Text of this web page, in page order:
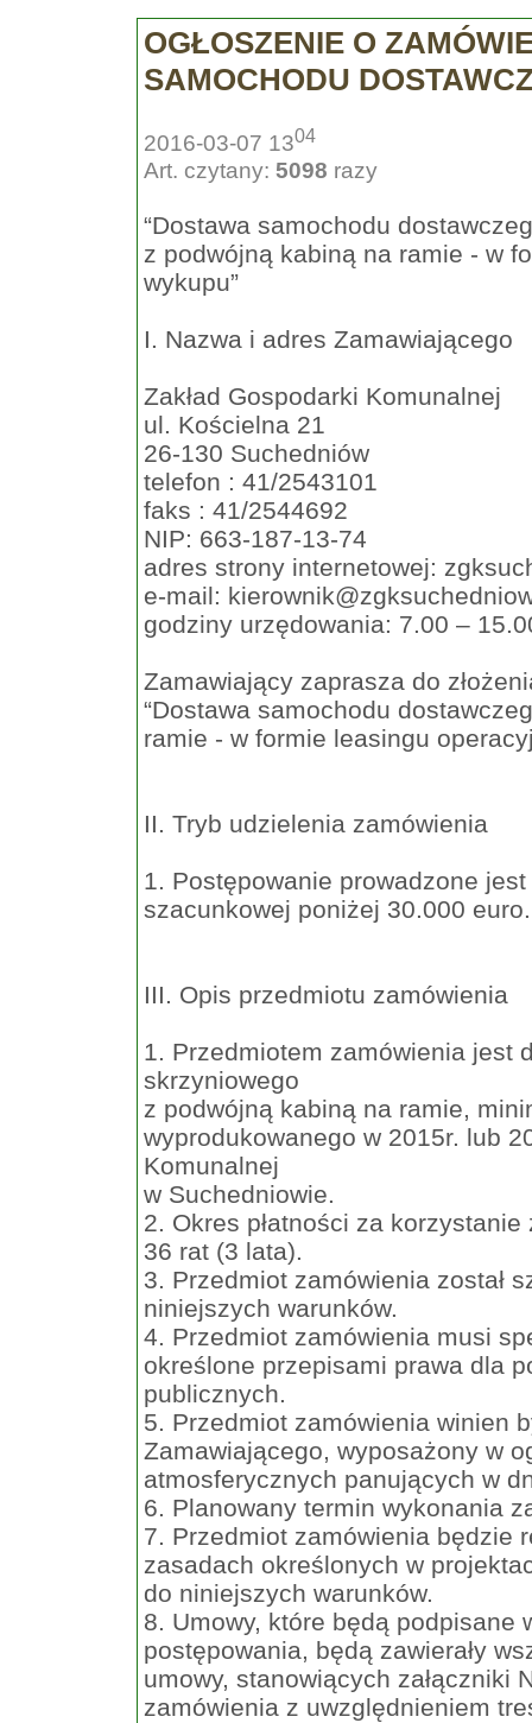
OGŁOSZENIE O
SAMOCHODU
2016-03-07 1304
Art. czytany: 5098 razy
“Dostawa samochodu
z podwójną kabiną na ramie - w
wykupu”
I. Nazwa i adres Zamawiającego
Zakład Gospodarki Komunalnej
ul. Kościelna 21
26-130 Suchedniów
telefon : 41/2543101
faks : 41/2544692
NIP: 663-187-13-74
adres strony internetowej:
e-mail:
godziny urzędowania: 7.00 –
Zamawiający zaprasza do
“Dostawa samochodu
ramie - w formie leasingu
II. Tryb udzielenia zamówienia
1. Postępowanie prowadzone
szacunkowej poniżej 30.000 euro.
III. Opis przedmiotu zamówienia
1. Przedmiotem zamówienia jest
skrzyniowego
z podwójną kabiną na ramie,
wyprodukowanego w 2015r. lub
Komunalnej
w Suchedniowie.
2. Okres płatności za
36 rat (3 lata).
3. Przedmiot zamówienia został
niniejszych warunków.
4. Przedmiot zamówienia musi
określone przepisami prawa dla
publicznych.
5. Przedmiot zamówienia winien
Zamawiającego, wyposażony w
atmosferycznych panujących w
6. Planowany termin wykonania
7. Przedmiot zamówienia będzie
zasadach określonych w
do niniejszych warunków.
8. Umowy, które będą
postępowania, będą zawierały
umowy, stanowiących załączniki
zamówienia z uwzględnieniem